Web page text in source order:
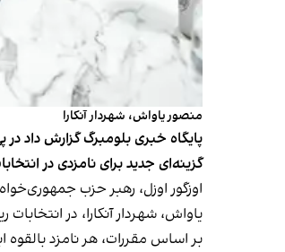
منصور یاواش، شهردار آنکارا
پایگاه خبری بلومبرگ گزارش داد
گزینه‌ای جدید برای نامزدی در
یاواش، شهردار آنکارا، در
بر اساس مقررات، هر نامزد